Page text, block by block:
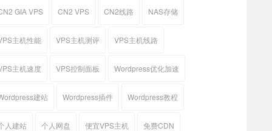
GIA VPS CN2 VPS CN2线路 NAS存储
主机性能 VPS主机测评 VPS主机线路
主机速度 VPS控制面板 Wordpress优化加速
建站 Wordpress插件 Wordpress教程
人建站 个人网盘 便宜VPS主机 免费CDN